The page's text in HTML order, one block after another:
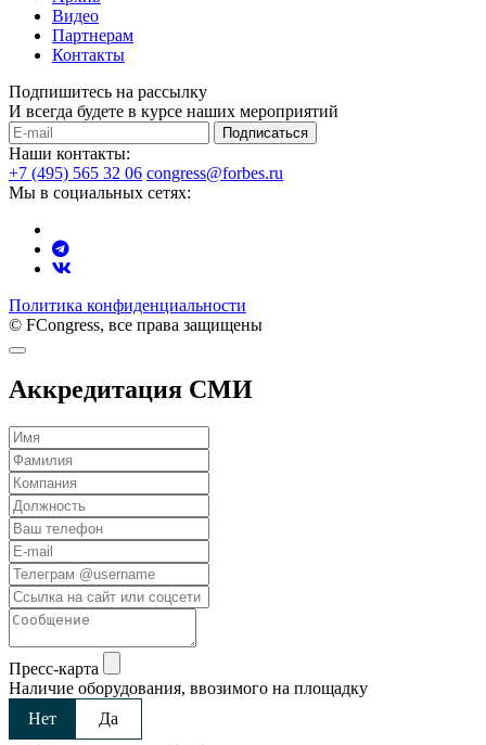
Видео
Партнерам
Контакты
Подпишитесь на рассылку
И всегда будете в курсе наших мероприятий
Подписаться
Наши контакты:
+7 (495) 565 32 06 congress@forbes.ru
Мы в социальных сетях:
Политика конфиденциальности
© FCongress, все права защищены
Аккредитация СМИ
Пресс-карта
Наличие оборудования, ввозимого на площадку
Нет
Да